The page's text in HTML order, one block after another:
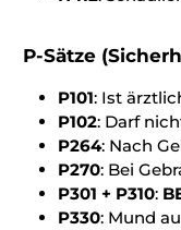
P-Sätze
P101: Ist
P102: Darf
P264: Nach
P270: Bei
P301 + P310:
P330: Mund